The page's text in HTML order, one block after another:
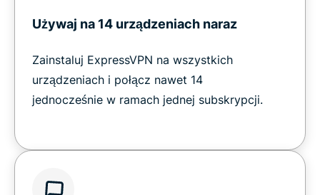
Używaj na 14 urządzeniach naraz
Zainstaluj ExpressVPN na wszystkich
urządzeniach i połącz nawet 14
jednocześnie w ramach jednej subskrypcji.